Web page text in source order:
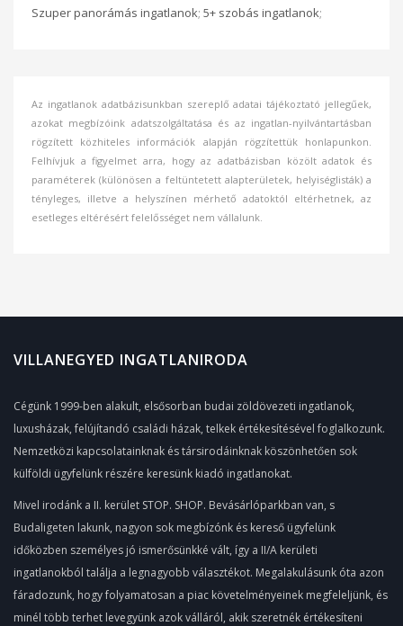
Szuper panorámás ingatlanok; 5+ szobás ingatlanok;
Az ingatlanok adatbázisunkban szereplő adatai tájékoztató jellegűek,
azokat megbízóink adatszolgáltatása és az ingatlan-nyilvántartásban
rögzített közhiteles információk alapján rögzítettük honlapunkon.
Felhívjuk a figyelmet arra, hogy az adatbázisban közölt adatok és
paraméterek (különösen a feltüntetett alapterületek, helyiséglisták) a
tényleges, illetve a helyszínen mérhető adatoktól eltérhetnek, az
esetleges eltérésért felelősséget nem vállalunk.
VILLANEGYED INGATLANIRODA
Cégünk 1999-ben alakult, elsősorban budai zöldövezeti ingatlanok,
luxusházak, felújítandó családi házak, telkek értékesítésével foglalkozunk.
Nemzetközi kapcsolatainknak és társirodáinknak köszönhetően sok
külföldi ügyfelünk részére keresünk kiadó ingatlanokat.
Mivel irodánk a II. kerület STOP. SHOP. Bevásárlóparkban van, s
Budaligeten lakunk, nagyon sok megbízónk és kereső ügyfelünk
időközben személyes jó ismerősünkké vált, így a II/A kerületi
ingatlanokból találja a legnagyobb választékot. Megalakulásunk óta azon
fáradozunk, hogy folyamatosan a piac követelményeinek megfeleljünk, és
minél több terhet levegyünk azok válláról, akik szeretnék értékesíteni